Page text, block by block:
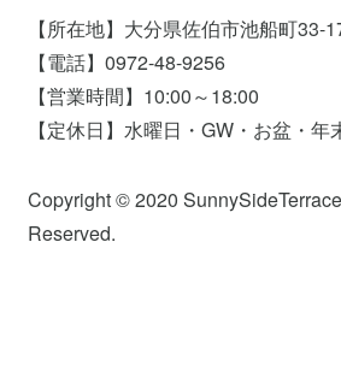
【所在地】大分県佐伯市池船町33-
【電話】0972-48-9256
【営業時間】10:00～18:00
【定休日】水曜日・GW・お盆・年
Copyright © 2020
Reserved.